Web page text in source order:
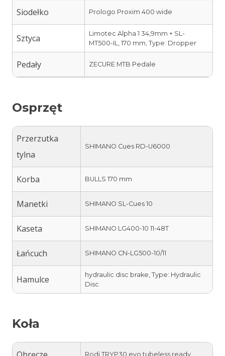
Siodełko Prologo Proxim 400 wide
Sztyca
Limotec Alpha 1 34,9mm + SL-
MT500-IL, 170 mm, Type: Dropper
Pedały ZECURE MTB Pedale
Osprzęt
Przerzutka
tylna
SHIMANO Cues RD-U6000
Korba BULLS 170 mm
Manetki SHIMANO SL-Cues 10
Kaseta SHIMANO LG400-10 11-48T
Łańcuch SHIMANO CN-LG500-10/11
Hamulce
hydraulic disc brake, Type: Hydraulic
Disc
Koła
Rodi TRYP30 evo tubeless ready